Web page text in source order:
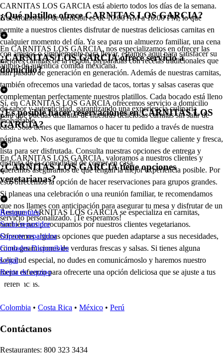
CARNITAS LOS GARCIA está abierto todos los días de la semana.
Nuestro horario de atención es de 10:00 AM a 10:00 PM, lo que
permite a nuestros clientes disfrutar de nuestras deliciosas carnitas en
cualquier momento del día. Ya sea para un almuerzo familiar, una cena
con amigos o simplemente para llevar, estamos aquí para satisfacer su
antojo de auténtica comida mexicana.
¿Qué platillos ofrece CARNITAS LOS GARCIA?
En CARNITAS LOS GARCIA, nos especializamos en ofrecer las
mejores carnitas de la región, preparadas con recetas tradicionales que
han pasado de generación en generación. Además de nuestras carnitas,
también ofrecemos una variedad de tacos, tortas y salsas caseras que
complementan perfectamente nuestros platillos. Cada bocado está lleno
de sabor y autenticidad, garantizando una experiencia culinaria
inolvidable.
¿CARNITAS LOS GARCIA ofrece servicio a
domicilio?
Sí, en CARNITAS LOS GARCIA ofrecemos servicio a domicilio
para que puedas disfrutar de nuestras deliciosas carnitas sin salir de
casa. Solo tienes que llamarnos o hacer tu pedido a través de nuestra
página web. Nos aseguramos de que tu comida llegue caliente y fresca,
lista para ser disfrutada. Consulta nuestras opciones de entrega y
disfruta de la comodidad de comer en casa.
¿Es posible hacer reservaciones en CARNITAS LOS
GARCIA?
En CARNITAS LOS GARCIA, valoramos a nuestros clientes y
queremos asegurarnos de que tengan la mejor experiencia posible. Por
eso, ofrecemos la opción de hacer reservaciones para grupos grandes.
Si planeas una celebración o una reunión familiar, te recomendamos
que nos llames con anticipación para asegurar tu mesa y disfrutar de un
servicio personalizado. ¡Te esperamos!
¿CARNITAS LOS GARCIA tiene opciones
vegetarianas?
Aunque CARNITAS LOS GARCIA se especializa en carnitas,
también nos preocupamos por nuestros clientes vegetarianos.
Ofrecemos algunas opciones que pueden adaptarse a sus necesidades,
como guarniciones de verduras frescas y salsas. Si tienes alguna
solicitud especial, no dudes en comunicárnoslo y haremos nuestro
mejor esfuerzo para ofrecerte una opción deliciosa que se ajuste a tus
preferencias.
Restaurantes
Socio repartidor
Soporte repartidor
Ciudades Disponibles
Legal
Renta de equipo
Colombia • Costa Rica • México • Perú
Contáctanos
Restaurantes: 800 323 3434